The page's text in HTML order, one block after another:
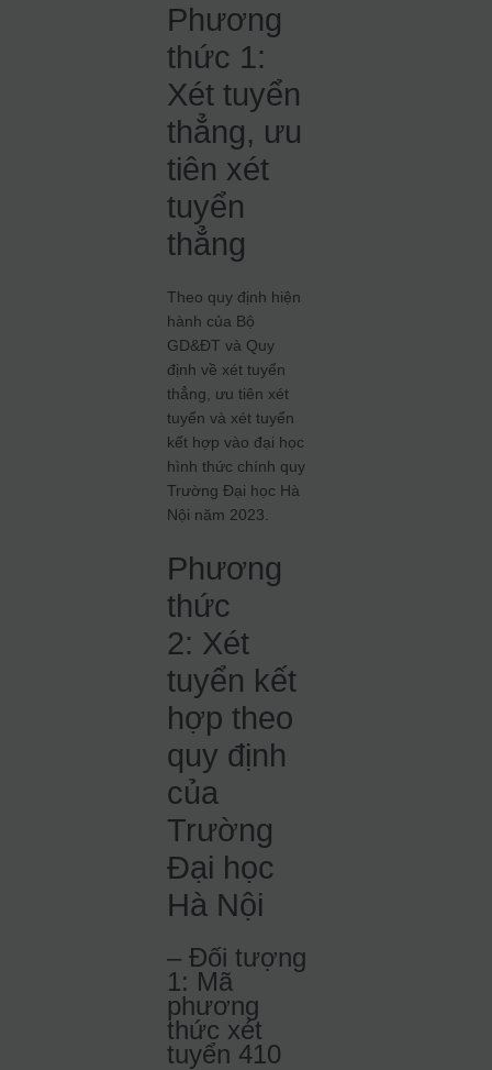
Phương
thức 1:
Xét tuyển
thẳng, ưu
tiên xét
tuyển
thẳng
Theo quy định hiện
hành của Bộ
GD&ĐT và Quy
định về xét tuyển
thẳng, ưu tiên xét
tuyển và xét tuyển
kết hợp vào đại học
hình thức chính quy
Trường Đại học Hà
Nội năm 2023.
Phương
thức
2: Xét
tuyển kết
hợp theo
quy định
của
Trường
Đại học
Hà Nội
– Đối tượng
1: Mã
phương
thức xét
tuyển 410